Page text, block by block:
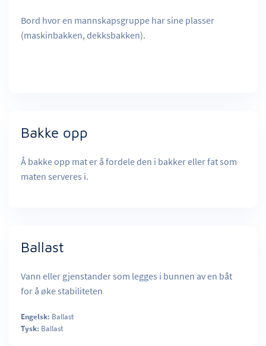
Bord hvor en mannskapsgruppe har sine plasser
(maskinbakken, dekksbakken).
Bakke opp
Å bakke opp mat er å fordele den i bakker eller fat som
maten serveres i.
Ballast
Vann eller gjenstander som legges i bunnen av en båt
for å øke stabiliteten
Engelsk: Ballast
Tysk: Ballast